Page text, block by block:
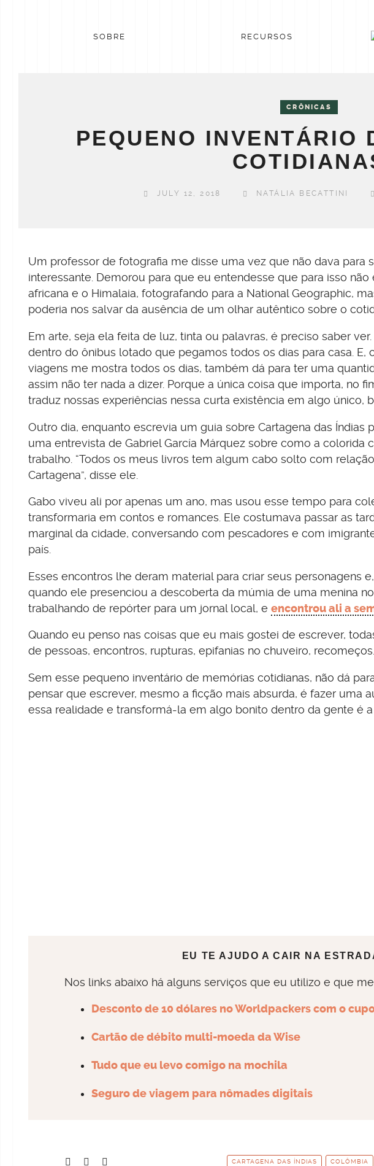
SOBRE RECURSOS
CRÔNICAS
PEQUENO INVENTÁRIO
JULY 12, 2018 NATÁLIA BECATTINI
Um professor de fotografia me disse uma vez que não dava
interessante. Demorou para que eu entendesse que para isso
africana e o Himalaia, fotografando para a National Geographic,
poderia nos salvar da ausência de um olhar autêntico sobre o
Em arte, seja ela feita de luz, tinta ou palavras, é preciso saber
dentro do ônibus lotado que pegamos todos os dias para casa.
viagens me mostra todos os dias, também dá para ter uma
assim não ter nada a dizer. Porque a única coisa que importa, no
traduz nossas experiências nessa curta existência em algo único,
Outro dia, enquanto escrevia um guia sobre Cartagena das Índias
uma entrevista de Gabriel García Márquez sobre como a colorida
trabalho. “Todos os meus livros tem algum cabo solto com
Cartagena”, disse ele.
Gabo viveu ali por apenas um ano, mas usou esse tempo para
transformaria em contos e romances. Ele costumava passar as
marginal da cidade, conversando com pescadores e com
país.
Esses encontros lhe deram material para criar seus personagens
quando ele presenciou a descoberta da múmia de uma menina
trabalhando de repórter para um jornal local, e encontrou ali a
Quando eu penso nas coisas que eu mais gostei de escrever,
de pessoas, encontros, rupturas, epifanias no chuveiro, recomeços.
Sem esse pequeno inventário de memórias cotidianas, não dá
pensar que escrever, mesmo a ficção mais absurda, é fazer uma
essa realidade e transformá-la em algo bonito dentro da gente é
EU TE AJUDO A CAIR NA
Nos links abaixo há alguns serviços que eu utilizo e que
Desconto de 10 dólares no Worldpackers com o
Cartão de débito multi-moeda da Wise
Tudo que eu levo comigo na mochila
Seguro de viagem para nômades digitais
CARTAGENA DAS ÍNDIAS COLÔMBIA